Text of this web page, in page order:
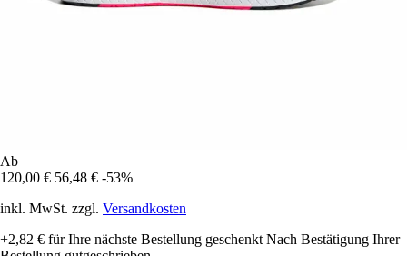
Ab
120,00 € 56,48 € -53%
inkl. MwSt. zzgl. Versandkosten
+2,82 € für Ihre nächste Bestellung geschenkt Nach Bestätigung Ihrer